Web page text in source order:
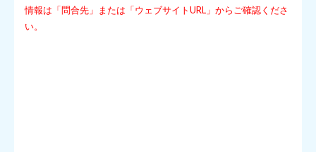
情報は「問合先」または「ウェブサイトURL」からご確認くださ
い。